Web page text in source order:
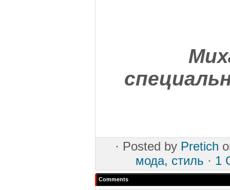
· Posted by Pretich
мода, стиль · 1
Comments